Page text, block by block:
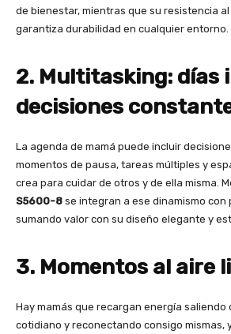
de bienestar, mientras que su resistencia
garantiza durabilidad en cualquier entorno.
2. Multitasking: días
decisiones
La agenda de mamá puede incluir
momentos de pausa, tareas múltiples y
crea para cuidar de otros y de ella misma.
S5600-8 se integran a ese dinamismo con
sumando valor con su diseño elegante y
3. Momentos al aire
Hay mamás que recargan energía saliendo
cotidiano y reconectando consigo mismas,